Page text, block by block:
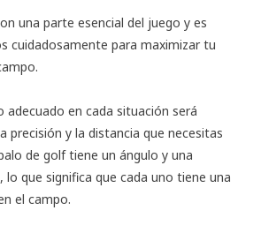
una parte esencial del juego y es
cuidadosamente para maximizar tu
adecuado en cada situación será
precisión y la distancia que necesitas
de golf tiene un ángulo y una
que significa que cada uno tiene una
el campo.